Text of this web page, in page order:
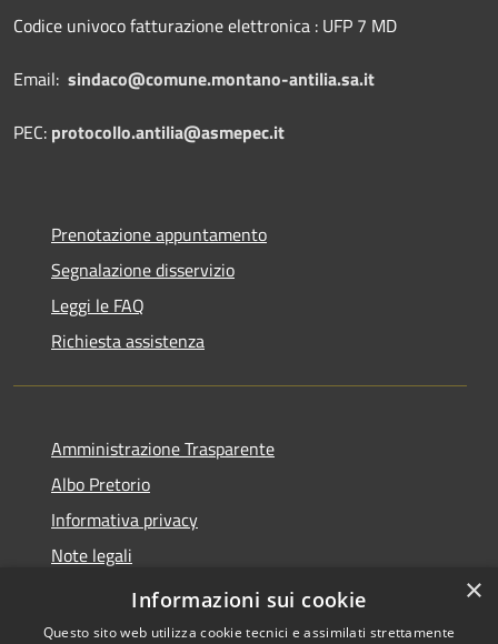
Codice univoco fatturazione elettronica : UFP 7 MD
Email: sindaco@comune.montano-antilia.sa.it
PEC: protocollo.antilia@asmepec.it
Prenotazione appuntamento
Segnalazione disservizio
Leggi le FAQ
Richiesta assistenza
Amministrazione Trasparente
Albo Pretorio
Informativa privacy
Note legali
Dichiarazione di accessibilità
×
Informazioni sui cookie
Questo sito web utilizza cookie tecnici e assimilati strettamente